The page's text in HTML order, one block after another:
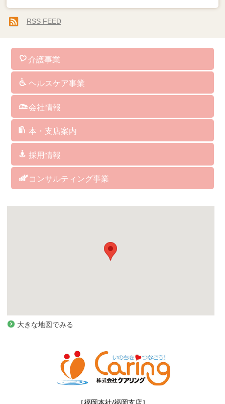
RSS FEED
介護事業
訪問介護
通所介護
認知症対応型共同生活介護
小規模多機能型居宅介護
看護小規模多機能型居宅介護
訪問看護
介護予防サービス
総合支援事業
居宅介護支援
障がい者総合支援サービス
福祉用具･レンタル･販売
保険外･自費サービス
ヘルスケア事業
介護ソフト
介護予防マシン
ＢＡＳＹＳ（歩行改善機器）
ＡＥＤ（自動体外式除細動器）
人工炭酸泉
シャワーキャリー
ケアリングの杖
クッション
パルスオキシメーター
会社情報
社長からのメッセージ
企業理念
経営方針・取り組み
企業概要・沿革
指定・委託業務・講演講師等実績
アクセス
サイトマップ
サイトポリシー
本・支店案内
福岡本社/福岡支店
博多支店
筥崎支店
城南支店
福岡西支店
西福岡支店
北九州支店
中津支店
関連会社 アグレコジャパン(株)
関連会社 RICHES
採用情報
訪問介護サービス
デイサービス
居宅介護支援
グループホーム／小規模多機能／看護小規模多機能
訪問看護ステーション
ヘルスケア事業部
総務・経理
コンサルティング事業
大きな地図でみる